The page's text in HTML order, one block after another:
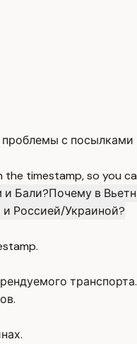
с
timestamp, so you
и Бали?Почему в
Россией/Украиной?
транспорта.